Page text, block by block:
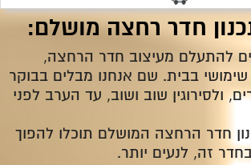
להתעלם מעיצוב חדר הרחצה,
בבית. שם אנחנו מבלים בבוקר
ולסירוגין שוב ושוב, עד הערב לפני
חדר הרחצה המושלם תוכלו להפוך
זה, לנעים יותר.